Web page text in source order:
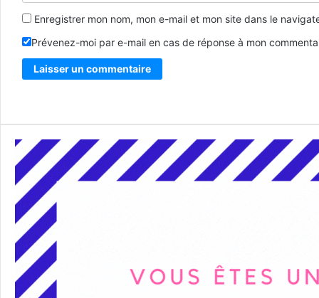
Enregistrer mon nom, mon e-mail et mon site dans le
Prévenez-moi par e-mail en cas de réponse à mon